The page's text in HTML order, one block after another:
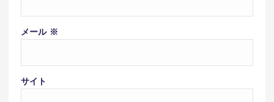
メール ※
サイト